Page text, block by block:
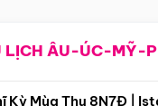
LỊCH ÂU-ÚC-MỸ-
Kỳ Mùa Thu 8N7Đ |